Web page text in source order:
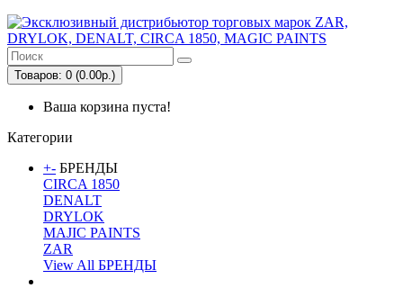
Товаров: 0 (0.00р.)
Ваша корзина пуста!
Категории
+- БРЕНДЫ
CIRCA 1850
DENALT
DRYLOK
MAJIC PAINTS
ZAR
View All БРЕНДЫ